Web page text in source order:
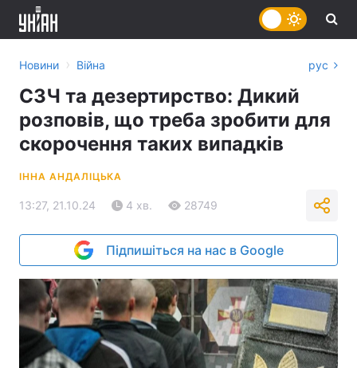
Новини › Війна рус
СЗЧ та дезертирство: Дикий
розповів, що треба зробити для
скорочення таких випадків
ІННА АНДАЛІЦЬКА
13:27, 21.10.24 4 хв. 28749
Підпишіться на нас в Google